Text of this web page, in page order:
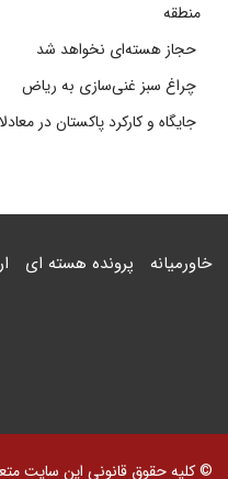
منطقه
حجاز هسته‌ای نخواهد شد
چراغ سبز غنی‌سازی به ریاض
جایگاه و کارکرد پاکستان در
خاورمیانه پرونده هسته ای
© کلیه حقوق قانونی این سایت